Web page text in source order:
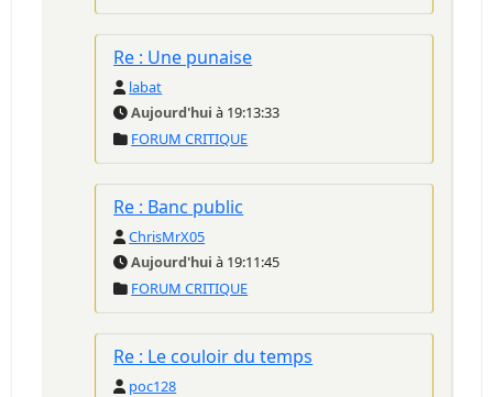
Re : Une punaise
labat
Aujourd'hui à 19:13:33
FORUM CRITIQUE
Re : Banc public
ChrisMrX05
Aujourd'hui à 19:11:45
FORUM CRITIQUE
Re : Le couloir du temps
poc128